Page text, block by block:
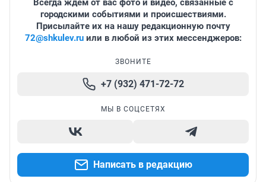
Всегда ждем от вас фото и видео, связанные с
городскими событиями и происшествиями.
Присылайте их на нашу редакционную почту
72@shkulev.ruили в любой из этих мессенджеров:
ЗВОНИТЕ
+7 (932) 471-72-72
МЫ В СОЦСЕТЯХ
Написать в редакцию